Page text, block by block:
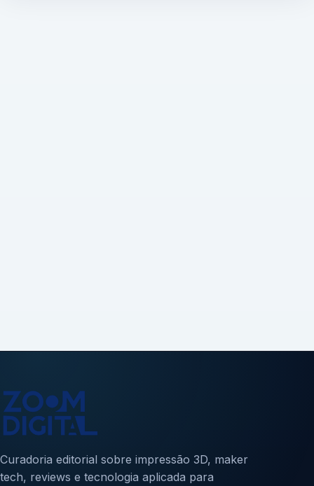
Curadoria editorial sobre impressão 3D, maker
tech, reviews e tecnologia aplicada para